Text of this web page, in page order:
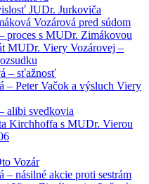
JUDr. Jurkoviča
Vozárová pred súdom
proces s MUDr. Zimákovou
MUDr. Viery Vozárovej –
– sťažnosť
– Peter Vačok a výsluch Viery
alibi svedkovia
Kirchhoffa s MUDr. Vierou
Vozár
– násilné akcie proti sestrám